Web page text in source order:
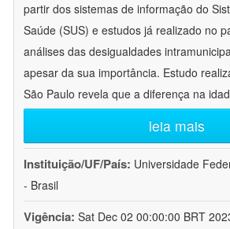
partir dos sistemas de informação do
Saúde (SUS) e estudos já realizado no
análises das desigualdades
apesar da sua importância. Estudo
São Paulo revela que a diferença na
leia mais
Instituição/UF/País: Universidade
- Brasil
Vigência: Sat Dec 02 00:00:00 BRT